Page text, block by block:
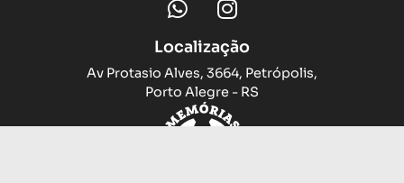
Localização
Av Protasio Alves, 3664, Petrópolis,
Porto Alegre - RS